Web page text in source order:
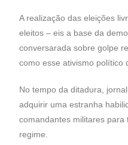
A realização das eleições
eleitos – eis a base da
conversarada sobre golpe
como esse ativismo político
No tempo da ditadura,
adquirir uma estranha
comandantes militares
regime.